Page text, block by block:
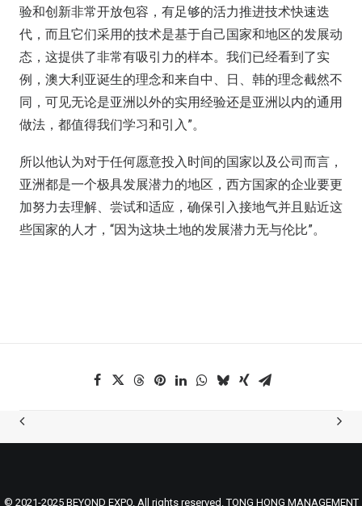
验和创新非常开放包容，有足够的活力推进技术快速迭
代，而且它们采用的技术是基于自己国家和地区的发展动
态，这提供了非常有吸引力的样本。我们已经看到了实
例，澳大利亚诞生的理念和来自中、日、韩的理念截然不
同，可见无论是亚洲以外的实用经验还是亚洲以内的通用
做法，都值得我们学习和引入”。
所以他认为对于任何愿意投入时间的国家以及公司而言，
亚洲都是一个极具发展潜力的地区，西方国家的企业要更
加努力去理解、尝试和适应，确保引入接地气并且贴近这
些国家的人才，“因为这块土地的发展潜力无与伦比”。
© 2021-2025 BEYOND EXPO. All rights reserved. TONG HONG MANAGEMENT